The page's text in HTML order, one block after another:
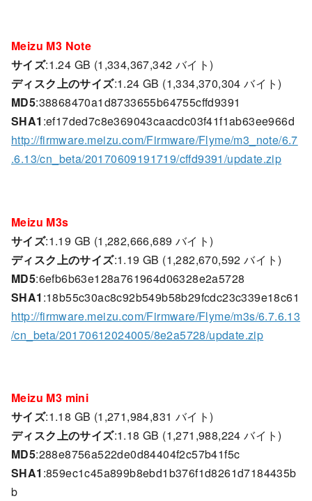
Meizu M3 Note
サイズ:1.24 GB (1,334,367,342 バイト)
ディスク上のサイズ:1.24 GB (1,334,370,304 バイト)
MD5:38868470a1d8733655b64755cffd9391
SHA1 :ef17ded7c8e369043caacdc03f41f1ab63ee966d
http://firmware.meizu.com/Firmware/Flyme/m3_note/6.7
.6.13/cn_beta/20170609191719/cffd9391/update.zip
Meizu M3s
サイズ:1.19 GB (1,282,666,689 バイト)
ディスク上のサイズ:1.19 GB (1,282,670,592 バイト)
MD5:6efb6b63e128a761964d06328e2a5728
SHA1 :18b55c30ac8c92b549b58b29fcdc23c339e18c61
http://firmware.meizu.com/Firmware/Flyme/m3s/6.7.6.13
/cn_beta/20170612024005/8e2a5728/update.zip
Meizu M3 mini
サイズ:1.18 GB (1,271,984,831 バイト)
ディスク上のサイズ:1.18 GB (1,271,988,224 バイト)
MD5:288e8756a522de0d84404f2c57b41f5c
SHA1 :859ec1c45a899b8ebd1b376f1d8261d7184435b
b